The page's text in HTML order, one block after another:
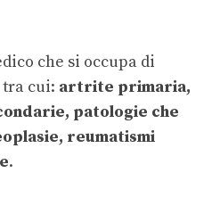
che si occupa di
tra cui: artrite primaria,
patologie che
reumatismi
.